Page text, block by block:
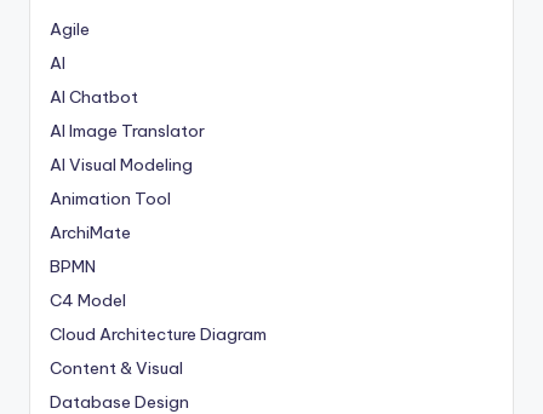
Agile
AI
AI Chatbot
AI Image Translator
AI Visual Modeling
Animation Tool
ArchiMate
BPMN
C4 Model
Cloud Architecture Diagram
Content & Visual
Database Design